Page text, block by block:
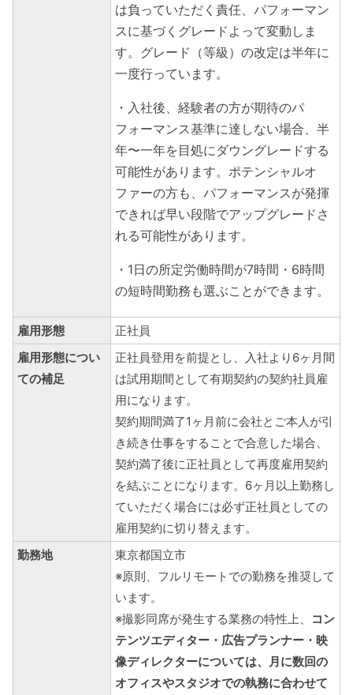
は負っていただく責任、パフォーマン
スに基づくグレードよって変動しま
す。グレード（等級）の改定は半年に
一度行っています。
・入社後、経験者の方が期待のパ
フォーマンス基準に達しない場合、半
年〜一年を目処にダウングレードする
可能性があります。ポテンシャルオ
ファーの方も、パフォーマンスが発揮
できれば早い段階でアップグレードさ
れる可能性があります。
・1日の所定労働時間が7時間・6時間
の短時間勤務も選ぶことができます。
雇用形態
正社員
雇用形態につい
ての補足
正社員登用を前提とし、入社より6ヶ月間
は試用期間として有期契約の契約社員雇
用になります。
契約期間満了1ヶ月前に会社とご本人が引
き続き仕事をすることで合意した場合、
契約満了後に正社員として再度雇用契約
を結ぶことになります。6ヶ月以上勤務し
ていただく場合には必ず正社員としての
雇用契約に切り替えます。
勤務地
東京都国立市
※原則、フルリモートでの勤務を推奨して
います。
※撮影同席が発生する業務の特性上、
コン
テンツエディター・広告プランナー・映
像ディレクターについては、
月に数回の
オフィスやスタジオでの執務に合わせて